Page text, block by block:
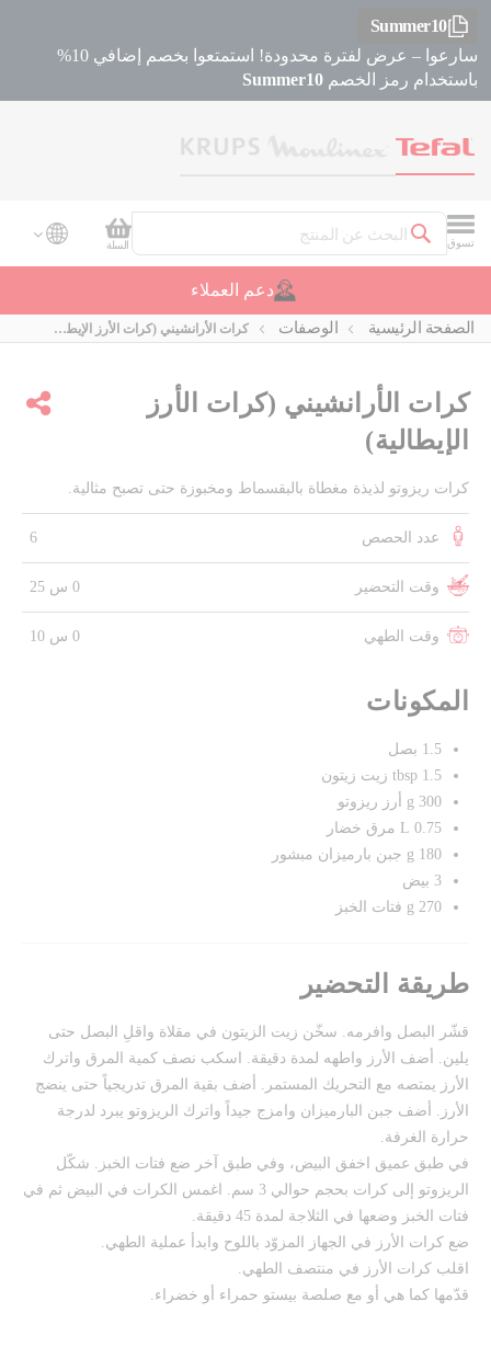
Summer10
سارعوا – عرض لفترة محدودة! استمتعوا بخصم إضافي 10%
باستخدام رمز الخصم Summer10
تسوق
بحث
سلة
السلة
دعم العملاء
الصفحة الرئيسية الوصفات كرات الأرانشيني (كرات الأرز الإيطالية)
كرات الأرانشيني (كرات الأرز
الإيطالية)
كرات ريزوتو لذيذة مغطاة بالبقسماط ومخبوزة حتى تصبح مثالية.
عدد الحصص 6
وقت التحضير 0 س 25
وقت الطهي 0 س 10
المكونات
1.5 بصل
1.5 tbsp زيت زيتون
300 g أرز ريزوتو
0.75 L مرق خضار
180 g جبن بارميزان مبشور
3 بيض
270 g فتات الخبز
طريقة التحضير
قشّر البصل وافرمه. سخّن زيت الزيتون في مقلاة واقلِ البصل حتى
يلين. أضف الأرز واطهه لمدة دقيقة. اسكب نصف كمية المرق واترك
الأرز يمتصه مع التحريك المستمر. أضف بقية المرق تدريجياً حتى ينضج
الأرز. أضف جبن البارميزان وامزج جيداً واترك الريزوتو يبرد لدرجة
حرارة الغرفة.
في طبق عميق اخفق البيض، وفي طبق آخر ضع فتات الخبز. شكّل
الريزوتو إلى كرات بحجم حوالي 3 سم. اغمس الكرات في البيض ثم في
فتات الخبز وضعها في الثلاجة لمدة 45 دقيقة.
ضع كرات الأرز في الجهاز المزوّد باللوح وابدأ عملية الطهي.
اقلب كرات الأرز في منتصف الطهي.
قدّمها كما هي أو مع صلصة بيستو حمراء أو خضراء.